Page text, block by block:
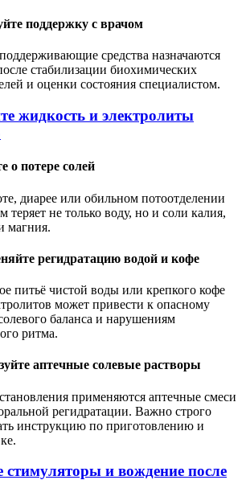
поддержку с врачом
средства назначаются
стабилизации биохимических
и оценки состояния специалистом.
жидкость и электролиты
о потере солей
диарее или обильном потоотделении
теряет не только воду, но и соли калия,
магния.
регидратацию водой и кофе
питьё чистой воды или крепкого кофе
может привести к опасному
баланса и нарушениям
ритма.
аптечные солевые растворы
применяются аптечные смеси
регидратации. Важно строго
инструкцию по приготовлению и
и вождение после